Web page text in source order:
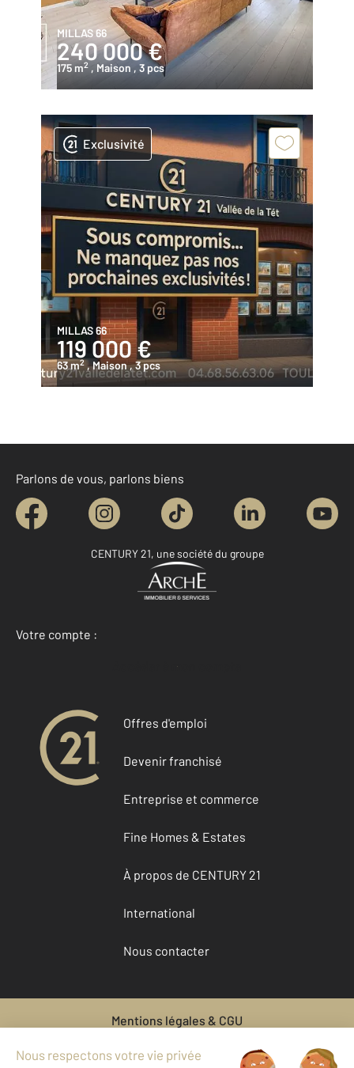
MILLAS 66
240 000 €
175 m2 , Maison , 3 pcs
Exclusivité
MILLAS 66
119 000 €
63 m2 , Maison, 3 pcs
Parlons de vous, parlons biens
CENTURY 21, une société du groupe
Votre compte :
Accéder à mon compte
Offres d'emploi
Devenir franchisé
Entreprise et commerce
Fine Homes & Estates
À propos de CENTURY 21
International
Nous contacter
Mentions légales & CGU